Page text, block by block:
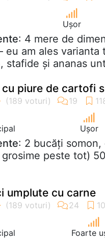
Ușor
: 4 mere de
eu am ales
stafide şi ananas
piure de cartofi
Ușor
: 2 bucăţi
grosime peste tot)
umplute cu carne
Foarte